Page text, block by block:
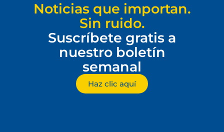
Noticias que importan.
Sin ruido.
Suscríbete gratis a
nuestro boletín
semanal
Haz clic aquí